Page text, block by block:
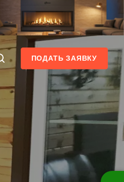
ПОДАТЬ ЗАЯВКУ